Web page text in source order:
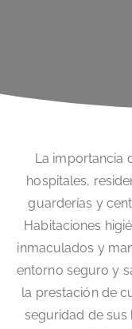
La importancia
hospitales,
guarderías y
Habitaciones
inmaculados y
entorno seguro y
la prestación de
seguridad de sus